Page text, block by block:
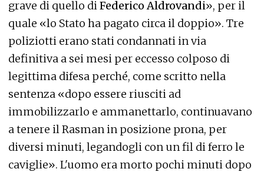
grave di quello di Federico Aldrovandi», per il
quale «lo Stato ha pagato circa il doppio». Tre
poliziotti erano stati condannati in via
definitiva a sei mesi per eccesso colposo di
legittima difesa perché, come scritto nella
sentenza «dopo essere riusciti ad
immobilizzarlo e ammanettarlo, continuavano
a tenere il Rasman in posizione prona, per
diversi minuti, legandogli con un fil di ferro le
caviglie». L'uomo era morto pochi minuti dopo